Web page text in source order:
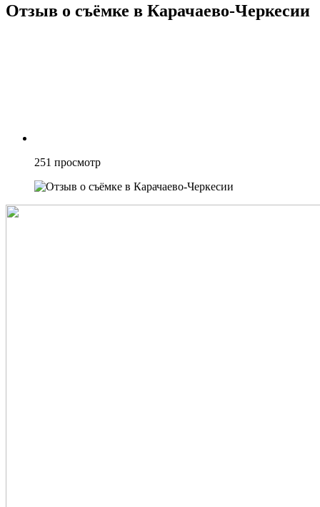
Отзыв о съёмке в Карачаево-Черкесии
251 просмотр